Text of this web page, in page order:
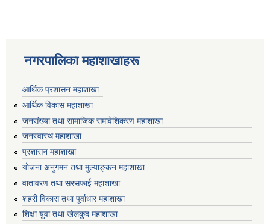
नगरपालिका महाशाखाहरू
आर्थिक प्रशासन महाशाखा
आर्थिक विकास महाशाखा
जनसंख्या तथा सामाजिक समावेशिकरण महाशाखा
जनस्वास्थ महाशाखा
प्रशासन महाशाखा
योजना अनुगमन तथा मुल्याङ्कन महाशाखा
वातावरण तथा सरसफाई महाशाखा
शहरी विकास तथा पूर्वाधार महाशाखा
शिक्षा युवा तथा खेलकुद महाशाखा